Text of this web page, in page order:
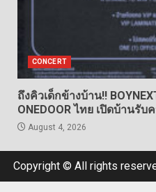
CONCERT
ถึงคิวเด็กข้างบ้าน!!
ONEDOOR ไทย เปิดบ้านรับ
August 4, 2026
Copyright © All rights